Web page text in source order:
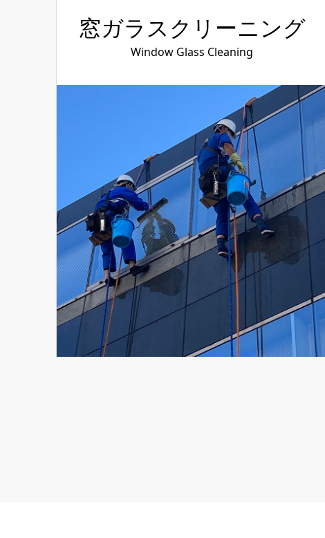
窓ガラスクリーニング
Window Glass Cleaning